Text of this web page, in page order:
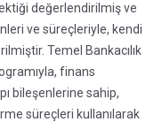
değerlendirilmiş ve
ve süreçleriyle, kendi
Temel Bankacılık
finans
bileşenlerine sahip,
süreçleri kullanılarak